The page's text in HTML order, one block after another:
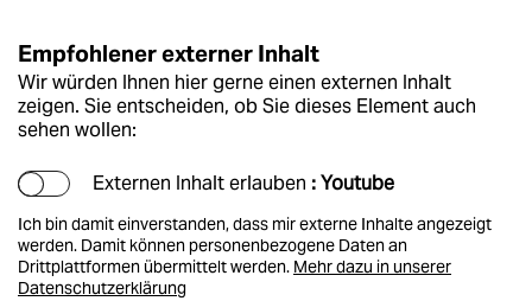
Empfohlener externer Inhalt
Wir würden Ihnen hier gerne einen externen Inhalt
zeigen. Sie entscheiden, ob Sie dieses Element auch
sehen wollen:
Externen Inhalt erlauben : Youtube
Ich bin damit einverstanden, dass mir externe Inhalte angezeigt
werden. Damit können personenbezogene Daten an
Drittplattformen übermittelt werden. Mehr dazu in unserer
Datenschutzerklärung